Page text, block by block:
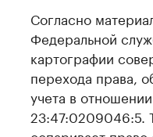
Согласно
Федеральной
картографии
перехода права,
учета в
23:47:0209046:5.